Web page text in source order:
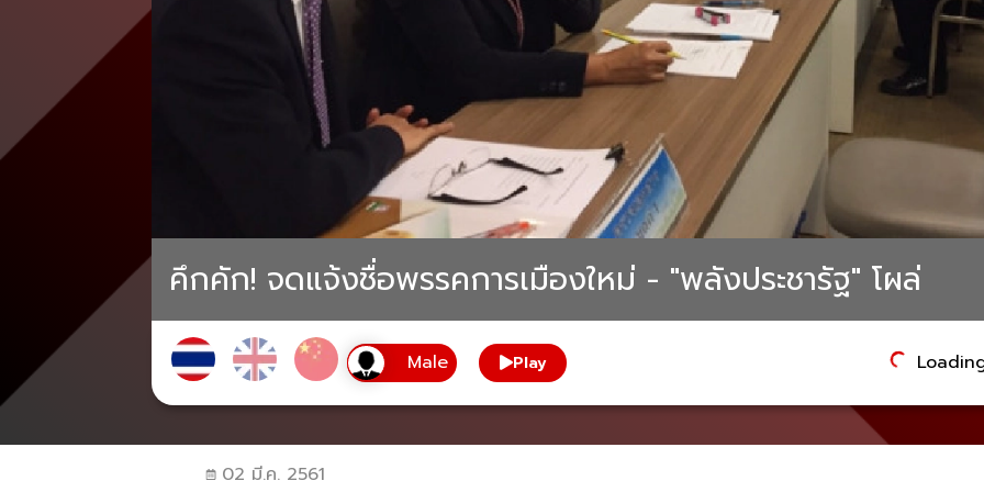
คึกคัก! จดแจ้งชื่อพรรคการเมืองใหม่ - "พลังประชารัฐ" โผล่
Play
02 มี.ค. 2561